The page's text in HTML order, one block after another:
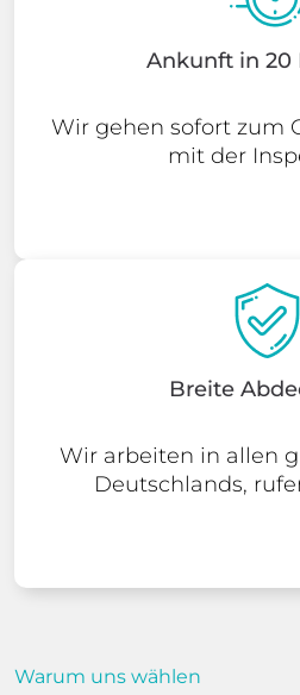
Ankunft in 20
Wir gehen sofort zum
mit der
Breite
Wir arbeiten in allen
Deutschlands,
Warum uns wählen